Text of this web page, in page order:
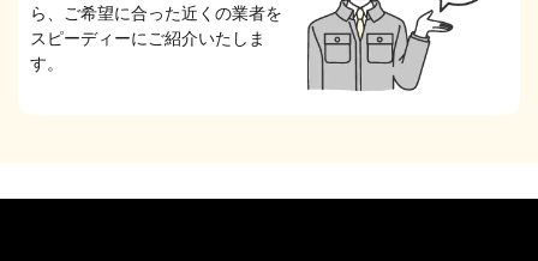
ら、ご希望に合った近くの業者を
スピーディーにご紹介いたしま
す。